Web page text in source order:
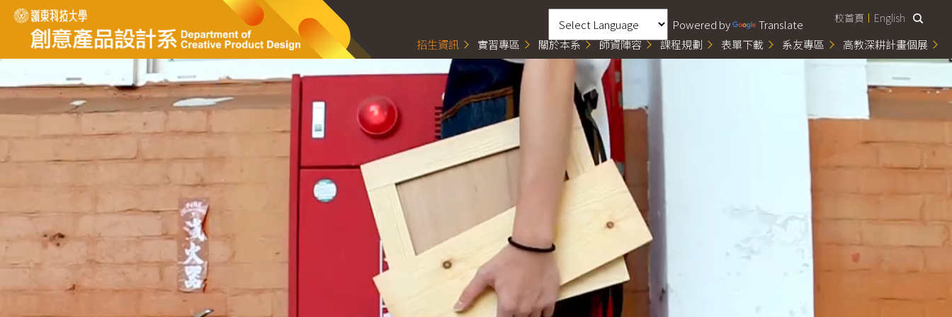
跳
到
要
容
Powered by Translate 校首頁 English
招生資訊 實習專區 關於本系 師資陣容 課程規劃 表單下載 系友專區 高教深耕計畫個展